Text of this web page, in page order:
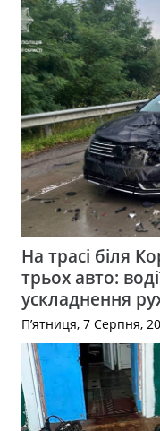
На трасі біля
трьох авто:
ускладнення
П’ятниця, 7 Серпня,